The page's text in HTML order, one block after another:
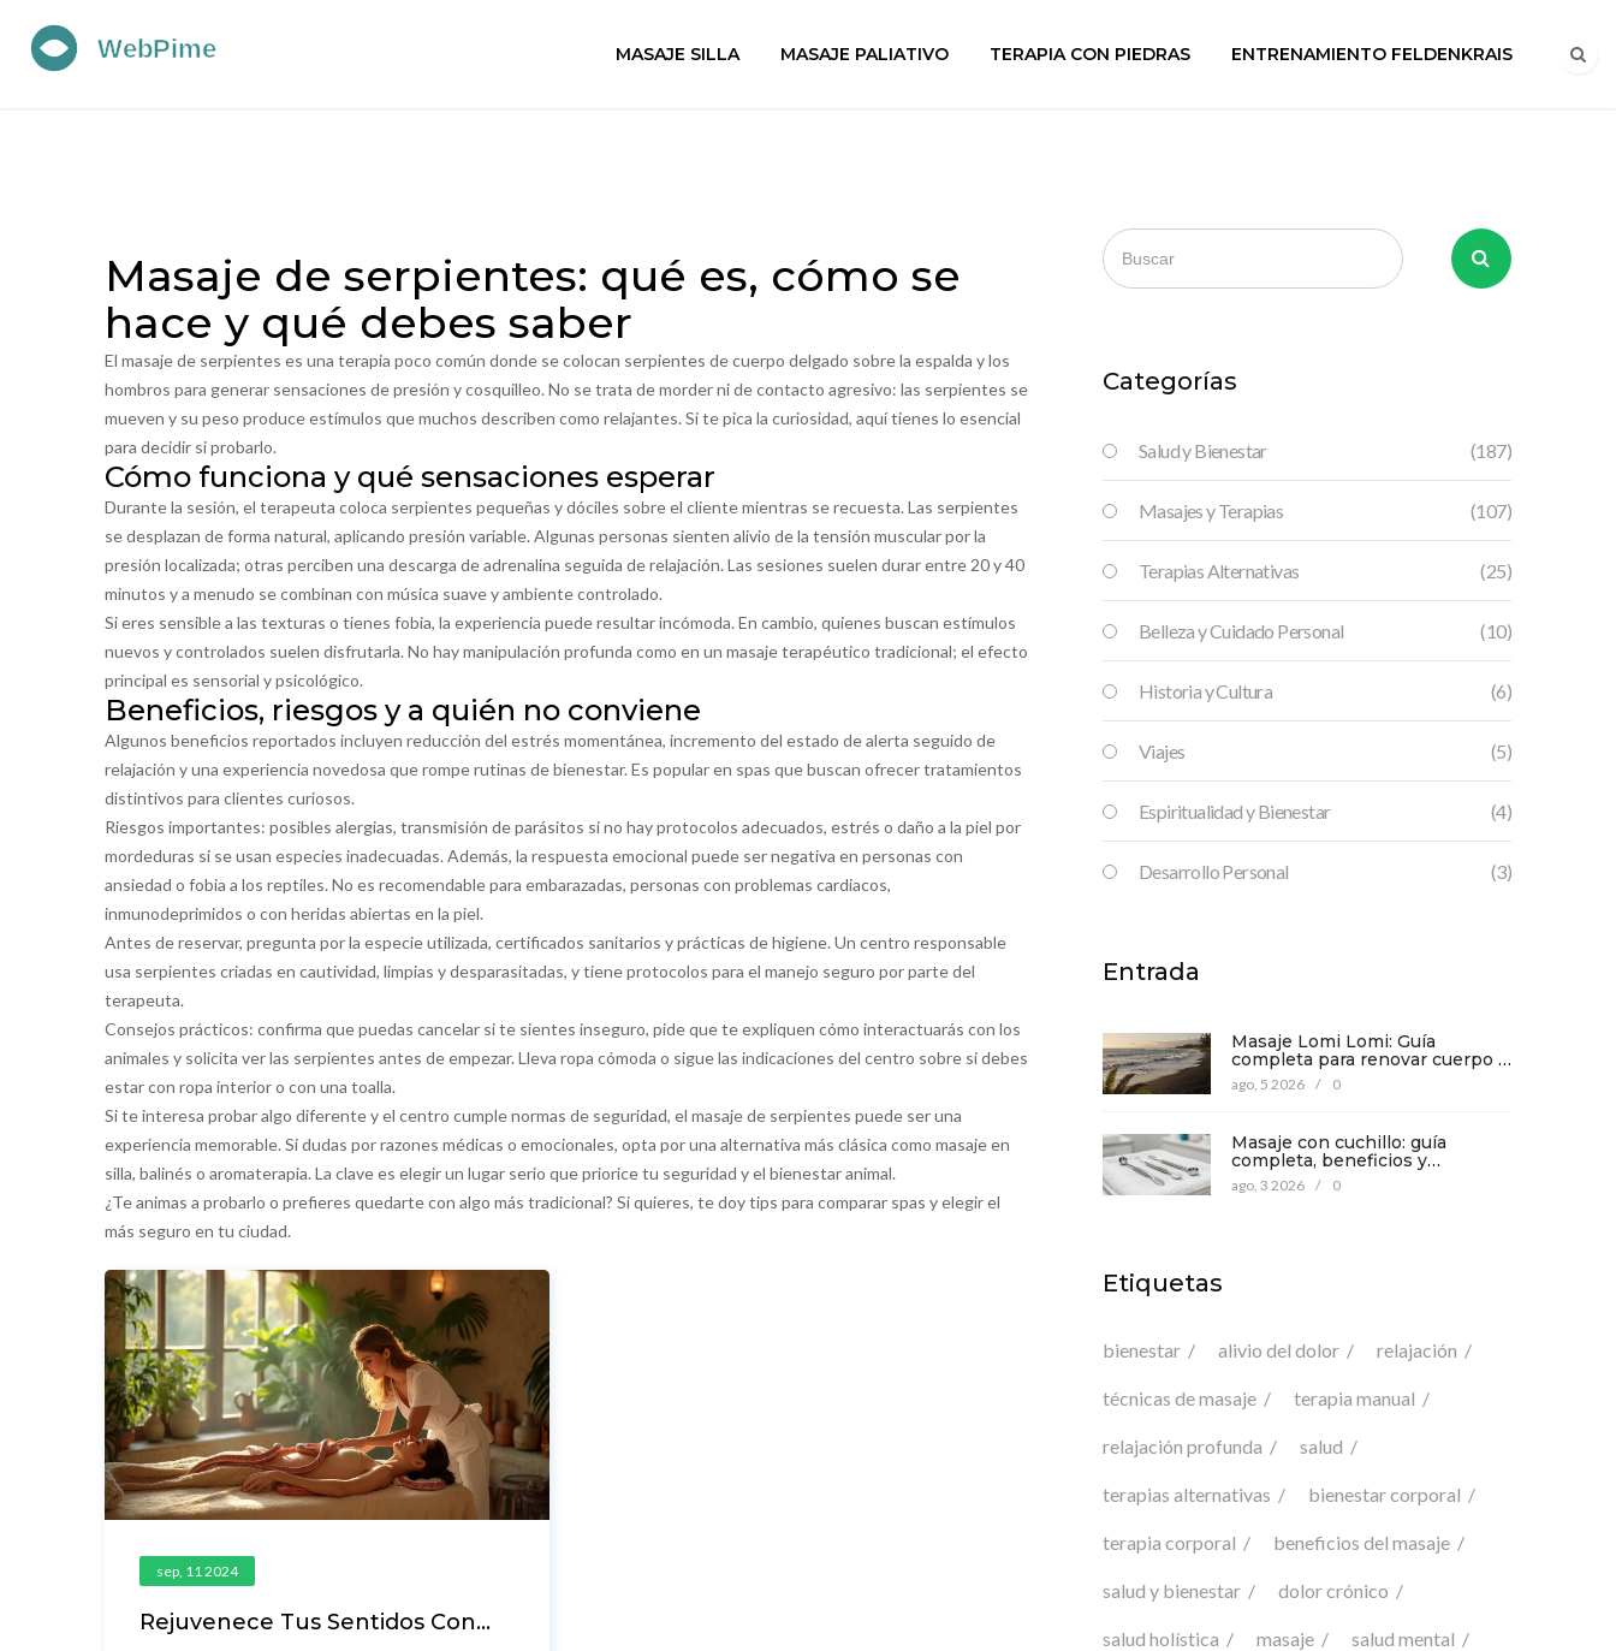
MASAJE SILLA MASAJE PALIATIVO TERAPIA CON PIEDRAS ENTRENAMIENTO FELDENKRAIS
Masaje de serpientes: qué es, cómo se
hace y qué debes saber
El masaje de serpientes es una terapia poco común donde se colocan serpientes de cuerpo delgado sobre la espalda y los
hombros para generar sensaciones de presión y cosquilleo. No se trata de morder ni de contacto agresivo: las serpientes se
mueven y su peso produce estímulos que muchos describen como relajantes. Si te pica la curiosidad, aquí tienes lo esencial
para decidir si probarlo.
Cómo funciona y qué sensaciones esperar
Durante la sesión, el terapeuta coloca serpientes pequeñas y dóciles sobre el cliente mientras se recuesta. Las serpientes
se desplazan de forma natural, aplicando presión variable. Algunas personas sienten alivio de la tensión muscular por la
presión localizada; otras perciben una descarga de adrenalina seguida de relajación. Las sesiones suelen durar entre 20 y 40
minutos y a menudo se combinan con música suave y ambiente controlado.
Si eres sensible a las texturas o tienes fobia, la experiencia puede resultar incómoda. En cambio, quienes buscan estímulos
nuevos y controlados suelen disfrutarla. No hay manipulación profunda como en un masaje terapéutico tradicional; el efecto
principal es sensorial y psicológico.
Beneficios, riesgos y a quién no conviene
Algunos beneficios reportados incluyen reducción del estrés momentánea, incremento del estado de alerta seguido de
relajación y una experiencia novedosa que rompe rutinas de bienestar. Es popular en spas que buscan ofrecer tratamientos
distintivos para clientes curiosos.
Riesgos importantes: posibles alergias, transmisión de parásitos si no hay protocolos adecuados, estrés o daño a la piel por
mordeduras si se usan especies inadecuadas. Además, la respuesta emocional puede ser negativa en personas con
ansiedad o fobia a los reptiles. No es recomendable para embarazadas, personas con problemas cardiacos,
inmunodeprimidos o con heridas abiertas en la piel.
Antes de reservar, pregunta por la especie utilizada, certificados sanitarios y prácticas de higiene. Un centro responsable
usa serpientes criadas en cautividad, limpias y desparasitadas, y tiene protocolos para el manejo seguro por parte del
terapeuta.
Consejos prácticos: confirma que puedas cancelar si te sientes inseguro, pide que te expliquen cómo interactuarás con los
animales y solicita ver las serpientes antes de empezar. Lleva ropa cómoda o sigue las indicaciones del centro sobre si debes
estar con ropa interior o con una toalla.
Si te interesa probar algo diferente y el centro cumple normas de seguridad, el masaje de serpientes puede ser una
experiencia memorable. Si dudas por razones médicas o emocionales, opta por una alternativa más clásica como masaje en
silla, balinés o aromaterapia. La clave es elegir un lugar serio que priorice tu seguridad y el bienestar animal.
¿Te animas a probarlo o prefieres quedarte con algo más tradicional? Si quieres, te doy tips para comparar spas y elegir el
más seguro en tu ciudad.
sep, 11 2024
Rejuvenece Tus Sentidos Con
Categorías
Salud y Bienestar (187)
Masajes y Terapias (107)
Terapias Alternativas (25)
Belleza y Cuidado Personal (10)
Historia y Cultura (6)
Viajes (5)
Espiritualidad y Bienestar (4)
Desarrollo Personal (3)
Entrada
Masaje Lomi Lomi: Guía
completa para renovar cuerpo y
mente
ago, 5 2026 / 0
Masaje con cuchillo: guía
completa, beneficios y
precauciones para tu bienestar
ago, 3 2026 / 0
Etiquetas
bienestar alivio del dolor relajación
técnicas de masaje terapia manual
relajación profunda salud
terapias alternativas bienestar corporal
terapia corporal beneficios del masaje
salud y bienestar dolor crónico
salud holística masaje salud mental